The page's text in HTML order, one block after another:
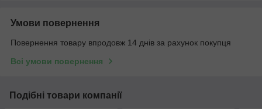
Умови повернення
Повернення товару впродовж 14 днів за рахунок покупця
Всі умови повернення
Подібні товари компанії